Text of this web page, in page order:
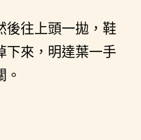
後往上頭一拋，鞋
下來，明達葉一手